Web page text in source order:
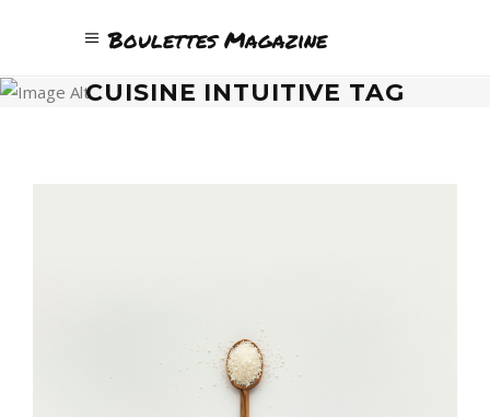
Boulettes Magazine
CUISINE INTUITIVE TAG